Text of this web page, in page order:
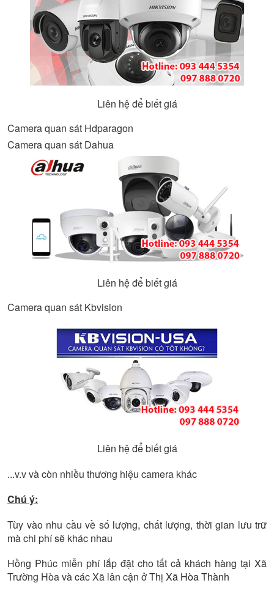
Liên hệ để biết giá
Camera quan sát Hdparagon
Camera quan sát Dahua
Liên hệ để biết giá
Camera quan sát Kbvision
Liên hệ để biết giá
...v.v và còn nhiều thương hiệu camera khác
Chú ý:
Tùy vào nhu cầu về số lượng, chất lượng, thời gian lưu trữ
mà chi phí sẽ khác nhau
Hồng Phúc miễn phí lắp đặt cho tất cả khách hàng tại Xã
Trường Hòa và các Xã lân cận ởThị Xã Hòa Thành